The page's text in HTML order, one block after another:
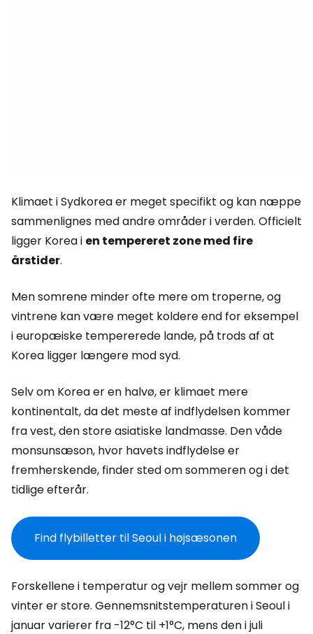
Klimaet i Sydkorea er meget specifikt og kan næppe
sammenlignes med andre områder i verden. Officielt
ligger Korea i en tempereret zone med fire
årstider.
Men somrene minder ofte mere om troperne, og
vintrene kan være meget koldere end for eksempel
i europæiske tempererede lande, på trods af at
Korea ligger længere mod syd.
Selv om Korea er en halvø, er klimaet mere
kontinentalt, da det meste af indflydelsen kommer
fra vest, den store asiatiske landmasse. Den våde
monsunsæson, hvor havets indflydelse er
fremherskende, finder sted om sommeren og i det
tidlige efterår.
Find flybilletter til Seoul i højsæsonen
Forskellene i temperatur og vejr mellem sommer og
vinter er store. Gennemsnitstemperaturen i Seoul i
januar varierer fra -12°C til +1°C, mens den i juli